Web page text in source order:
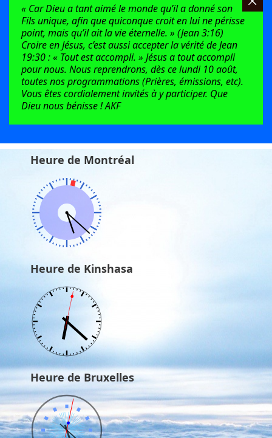
« Car Dieu a tant aimé le monde qu’il a donné son
Fils unique, afin que quiconque croit en lui ne périsse
point, mais qu’il ait la vie éternelle. » (Jean 3:16)
Croire en Jésus, c’est aussi accepter la vérité de Jean
19:30 : « Tout est accompli. » Jésus a tout accompli
pour nous. Nous reprendrons, dès ce lundi 10 août,
toutes nos programmations (Prières, émissions, etc).
Vous êtes cordialement invités à y participer. Que
Dieu nous bénisse ! AKF
Heure de Montréal
Heure de Kinshasa
Heure de Bruxelles